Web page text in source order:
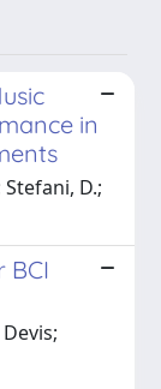
in
D.;
BCI